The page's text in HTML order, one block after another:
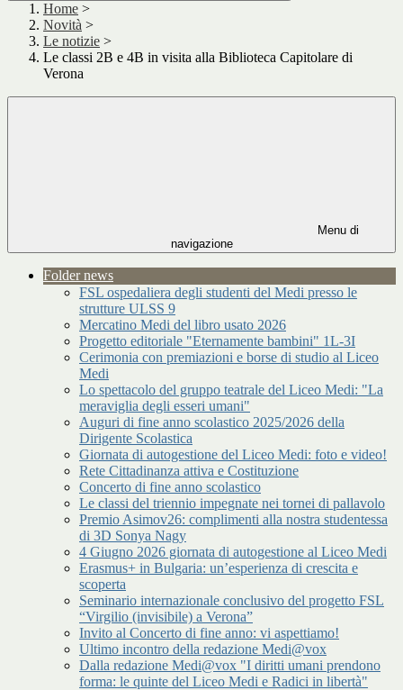
Home >
Novità >
Le notizie >
Le classi 2B e 4B in visita alla Biblioteca Capitolare di
Verona
Menu di
navigazione
Folder news
FSL ospedaliera degli studenti del Medi presso le
strutture ULSS 9
Mercatino Medi del libro usato 2026
Progetto editoriale "Eternamente bambini" 1L-3I
Cerimonia con premiazioni e borse di studio al Liceo
Medi
Lo spettacolo del gruppo teatrale del Liceo Medi: "La
meraviglia degli esseri umani"
Auguri di fine anno scolastico 2025/2026 della
Dirigente Scolastica
Giornata di autogestione del Liceo Medi: foto e video!
Rete Cittadinanza attiva e Costituzione
Concerto di fine anno scolastico
Le classi del triennio impegnate nei tornei di pallavolo
Premio Asimov26: complimenti alla nostra studentessa
di 3D Sonya Nagy
4 Giugno 2026 giornata di autogestione al Liceo Medi
Erasmus+ in Bulgaria: un’esperienza di crescita e
scoperta
Seminario internazionale conclusivo del progetto FSL
“Virgilio (invisibile) a Verona”
Invito al Concerto di fine anno: vi aspettiamo!
Ultimo incontro della redazione Medi@vox
Dalla redazione Medi@vox "I diritti umani prendono
forma: le quinte del Liceo Medi e Radici in libertà"